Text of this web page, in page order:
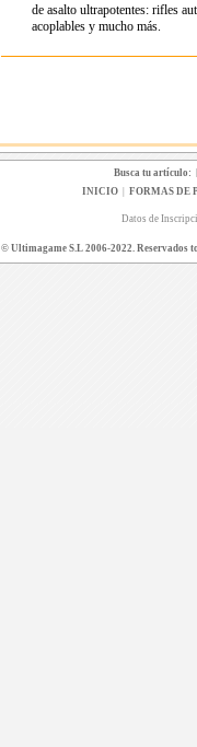
de asalto ultrapotentes: rifles
acoplables y mucho más.
Busca tu artículo:
INICIO| FORMAS DE
Datos de
© Ultimagame S.L 2006-2022. Reservados